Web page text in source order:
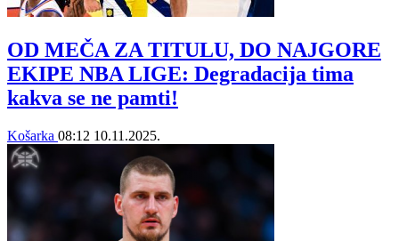
OD MEČA ZA TITULU, DO NAJGORE
EKIPE NBA LIGE: Degradacija tima
kakva se ne pamti!
Košarka 08:12 10.11.2025.